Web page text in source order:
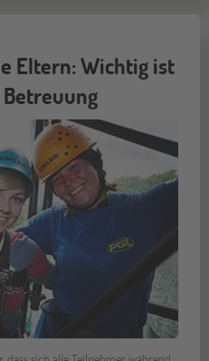
Eltern: Wichtig ist